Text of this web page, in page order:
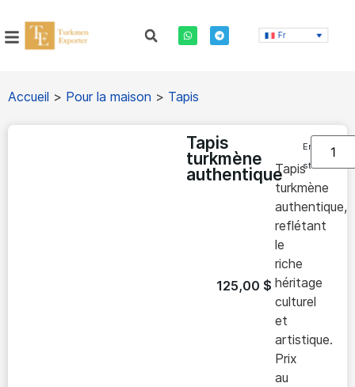
Fr
Accueil > Pour la maison > Tapis
Tapis
turkmène
authentique
125,00 $
Tapis
turkmène
authentique,
reflétant
le
riche
héritage
culturel
et
artistique.
Prix
au
En
stock